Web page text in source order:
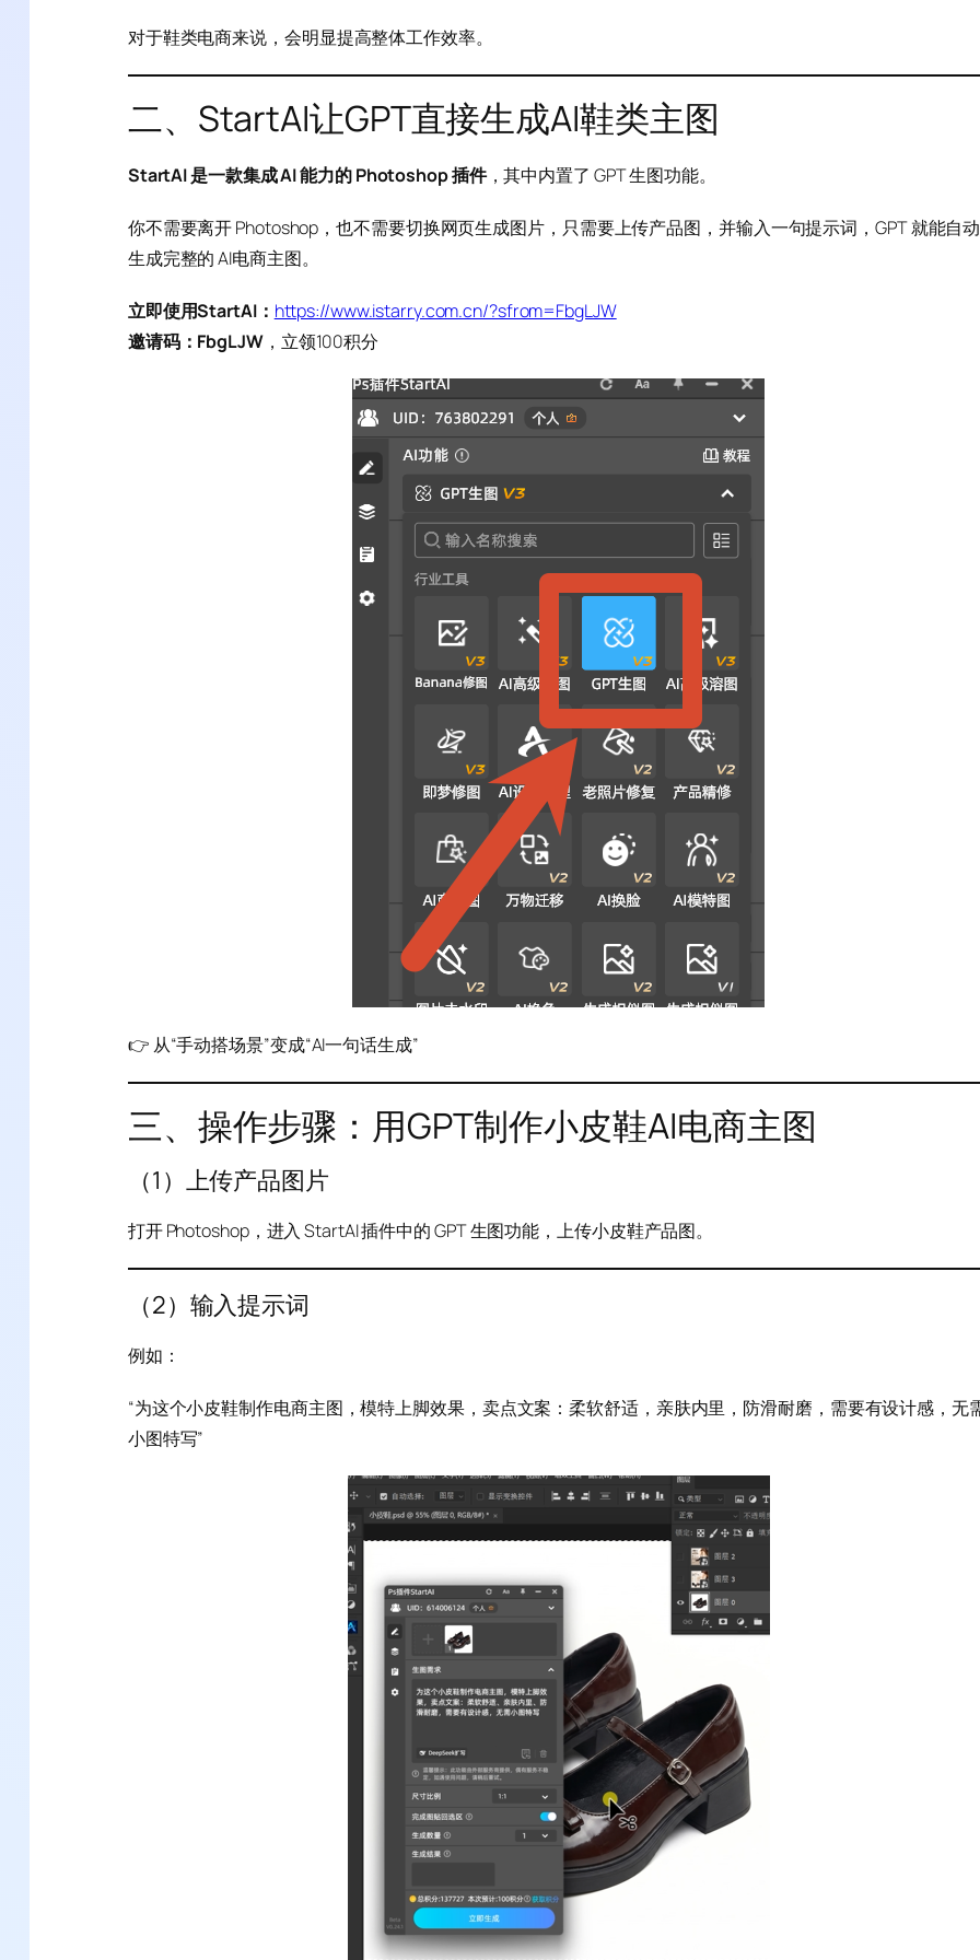
对于鞋类电商来说，会明显提高整体工作效率。
二、StartAI让GPT直接生成AI鞋类主图
StartAI 是一款集成 AI 能力的 Photoshop 插件，其中内置了 GPT 生图功能。
你不需要离开 Photoshop，也不需要切换网页生成图片，只需要上传产品图，并输入一句提示词，GPT 就能自动
生成完整的 AI电商主图。
立即使用StartAI： https://www.istarry.com.cn/?sfrom=FbgLJW
邀请码：FbgLJW，立领100积分
👉 从“手动搭场景”变成“AI一句话生成”
三、操作步骤：用GPT制作小皮鞋AI电商主图
（1）上传产品图片
打开 Photoshop，进入 StartAI 插件中的 GPT 生图功能，上传小皮鞋产品图。
（2）输入提示词
例如：
“为这个小皮鞋制作电商主图，模特上脚效果，卖点文案：柔软舒适，亲肤内里，防滑耐磨，需要有设计感，无
小图特写”